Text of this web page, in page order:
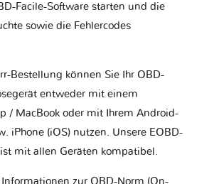
Facile-Software starten und die
sowie die Fehlercodes
Bestellung können Sie Ihr OBD-
entweder mit einem
/ MacBook oder mit Ihrem Android-
iPhone (iOS) nutzen. Unsere EOBD-
mit allen Geräten kompatibel.
zur OBD-Norm (On-